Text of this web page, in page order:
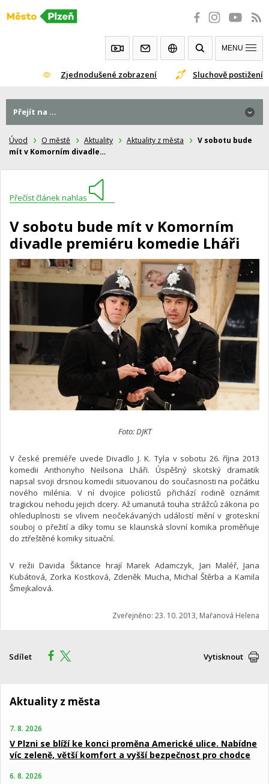
Přeskočit
Zjednodušené zobrazení Sluchově postižení
MENU
Úvod O městě Aktuality Aktuality z města
V sobotu bude
mít v Komorním divadle…
Přečíst článek nahlas
V sobotu bude mít v Komorním
divadle premiéru komedie Lháři
Foto: DJKT
V české premiéře uvede Divadlo J. K. Tyla v sobotu 26. října 2013
komedii Anthonyho Neilsona Lháři. Úspěšný skotský dramatik
napsal svoji drsnou komedii situovanou do současnosti na počátku
nového milénia. V ní dvojice policistů přichází rodině oznámit
tragickou nehodu jejich dcery. Až umanutá touha strážců zákona po
ohleduplnosti se vlivem neočekávaných událostí mění v groteskní
souboj o přežití a díky tomu se klaunská slovní komika proměňuje
do ztřeštěné komiky situační.
V režii Davida Šiktance hrají Marek Adamczyk, Jan Maléř, Jana
Kubátová, Zorka Kostková, Zdeněk Mucha, Michal Štěrba a Kamila
Šmejkalová.
Zveřejněno: 23. 10. 2013, Mařanová Helena
Sdílet Vytisknout
Přejít na ...
Aktuality z města
7. 8. 2026
V Plzni se blíží ke konci proměna Americké ulice. Nabídne
víc zeleně, větší komfort a vyšší bezpečnost pro chodce
6. 8. 2026